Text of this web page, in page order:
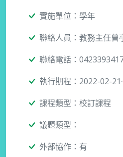
實施單位：學年
聯絡人員：教務主任曾
聯絡電話：
執行期程：2022-02-
課程類型：校訂課程
議題類型：
外部協作：有